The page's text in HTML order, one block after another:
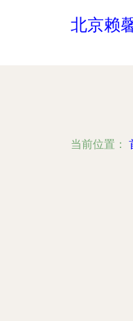
北京赖
当前位置：